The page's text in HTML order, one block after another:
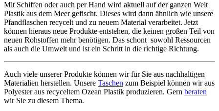
Mit Schiffen oder auch per Hand wird aktuell auf der ganzen Welt
Plastik aus dem Meer gefischt. Dieses wird dann ähnlich wie unsere
Pfandflaschen recycelt und zu neuem Material verarbeitet. Jetzt
können hieraus neue Produkte entstehen, die keinen großen Teil von
neuen Rohstoffen mehr benötigen. Das schont sowohl Ressourcen
als auch die Umwelt und ist ein Schritt in die richtige Richtung.
Auch viele unserer Produkte können wir für Sie aus nachhaltigen
Materialien herstellen. Unsere Taschen zum Beispiel können wir aus
Polyester aus recyceltem Ozean Plastik produzieren. Gern beraten
wir Sie zu diesem Thema.